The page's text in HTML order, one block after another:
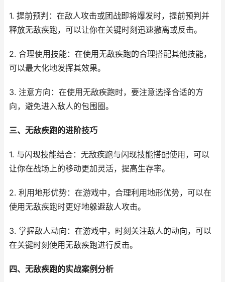
1. 提前预判：在敌人攻击或团战即将爆发时，提前预判并
释放无敌疾跑，可以让你在关键时刻迅速撤离或反击。
2. 合理使用技能：在使用无敌疾跑的合理搭配其他技能，
可以最大化地发挥其效果。
3. 注意方向：在使用无敌疾跑时，要注意选择合适的方
向，避免进入敌人的包围圈。
三、无敌疾跑的进阶技巧
1. 与闪现技能结合：无敌疾跑与闪现技能搭配使用，可以
让你在战场上的移动更加灵活，提高生存率。
2. 利用地形优势：在游戏中，合理利用地形优势，可以在
使用无敌疾跑时更好地躲避敌人攻击。
3. 掌握敌人动向：在游戏中，时刻关注敌人的动向，可以
在关键时刻使用无敌疾跑进行反击。
四、无敌疾跑的实战案例分析